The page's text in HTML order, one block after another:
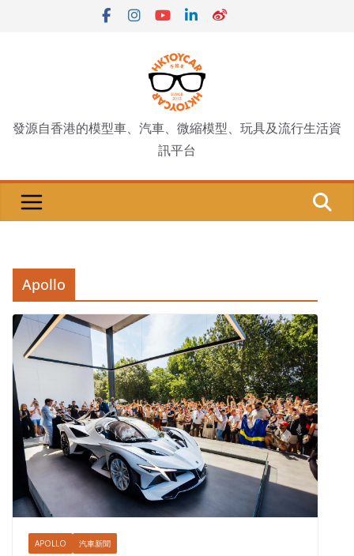
發源自香港的模型車、汽車、微縮模型、玩具及流行生活資
訊平台
Apollo
APOLLO 汽車新聞